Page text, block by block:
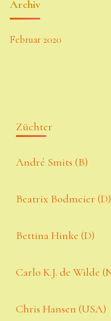
Archiv
Februar 2020
Züchter
André Smits (B)
Beatrix Bodmeier (D)
Bettina Hinke (D)
Carlo K.J. de Wilde
Chris Hansen (USA)